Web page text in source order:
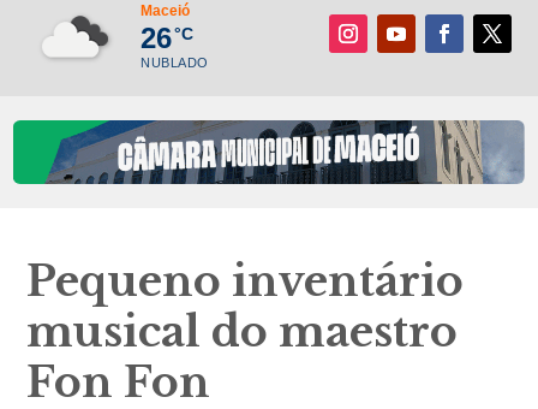
Maceió
26°C
NUBLADO
Pequeno inventário
musical do maestro
Fon Fon